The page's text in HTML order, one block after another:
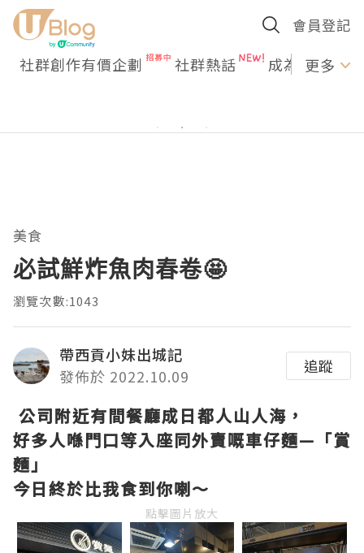
會員登記
社群創作有價企劃 社群熱話 成為U更多
美食
必試鮮炸魚肉春卷🤩
瀏覽次數:1043
帶西貢小妹出城記
發佈於 2022.10.09
追蹤
公司附近有間餐廳成日都人山人海，
好多人喺門口等入座同外賣嘅車仔麵—「賞
麵」
今日終於比我食到你喇～
點擊圖片放大